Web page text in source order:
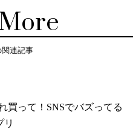
連記事
買って！SNSでバズってる
リ